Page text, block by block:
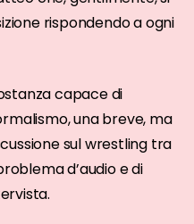
rispondendo a ogni
capace di
una breve, ma
sul wrestling tra
d’audio e di